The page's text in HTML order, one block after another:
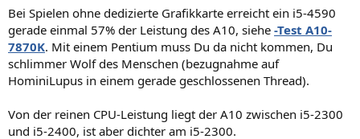
Bei Spielen ohne dedizierte Grafikkarte erreicht ein i5-4590
gerade einmal 57% der Leistung des A10, siehe -Test A10-
7870K. Mit einem Pentium muss Du da nicht kommen, Du
schlimmer Wolf des Menschen (bezugnahme auf
HominiLupus in einem gerade geschlossenen Thread).
Von der reinen CPU-Leistung liegt der A10 zwischen i5-2300
und i5-2400, ist aber dichter am i5-2300.